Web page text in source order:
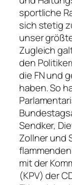
sportliche
sich stetig
unser
Zugleich
den
die FN und
haben. So
Sendker,
Zollner und
mit der
(KPV) der